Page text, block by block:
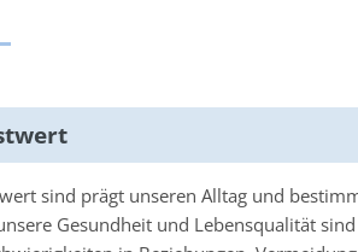
sind prägt unseren Alltag und
Gesundheit und Lebensqualität